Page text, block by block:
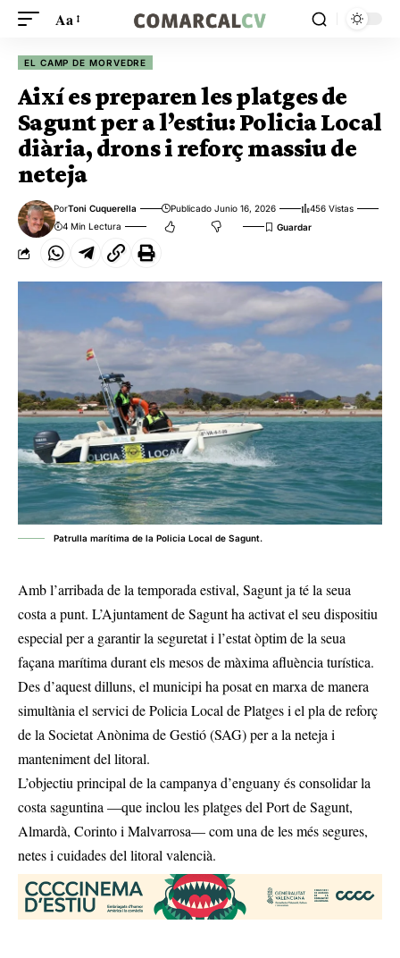
Aa
EL CAMP DE MORVEDRE
Així es preparen les platges de
Sagunt per a l’estiu: Policia Local
diària, drons i reforç massiu de
neteja
PorToni Cuquerella Publicado Junio 16, 2026
456 Vistas
4 Min Lectura
Patrulla marítima de la Policia Local de Sagunt.
Amb l’arribada de la temporada estival, Sagunt ja té la seua
costa a punt. L’Ajuntament de Sagunt ha activat el seu dispositiu
especial per a garantir la seguretat i l’estat òptim de la seua
façana marítima durant els mesos de màxima afluència turística.
Des d’aquest dilluns, el municipi ha posat en marxa de manera
simultània el servici de Policia Local de Platges i el pla de reforç
de la Societat Anònima de Gestió (SAG) per a la neteja i
manteniment del litoral.
L’objectiu principal de la campanya d’enguany és consolidar la
costa saguntina —que inclou les platges del Port de Sagunt,
Almardà, Corinto i Malvarrosa— com una de les més segures,
netes i cuidades del litoral valencià.